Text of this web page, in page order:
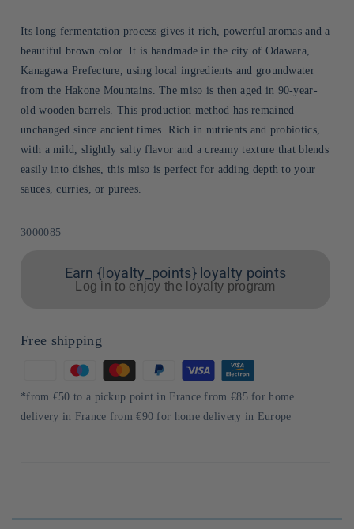
Its long fermentation process gives it rich, powerful aromas and a
beautiful brown color. It is handmade in the city of Odawara,
Kanagawa Prefecture, using local ingredients and groundwater
from the Hakone Mountains. The miso is then aged in 90-year-
old wooden barrels. This production method has remained
unchanged since ancient times. Rich in nutrients and probiotics,
with a mild, slightly salty flavor and a creamy texture that blends
easily into dishes, this miso is perfect for adding depth to your
sauces, curries, or purees.
Sku:
3000085
Earn {loyalty_points} loyalty points
Log in to enjoy the loyalty program
Free shipping
of
payment
*from €50 to a pickup point in France from €85 for home
delivery in France from €90 for home delivery in Europe